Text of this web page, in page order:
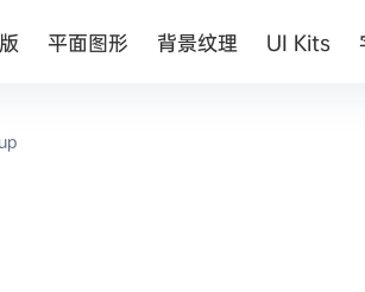
平面图形 背景纹理 UI Kits